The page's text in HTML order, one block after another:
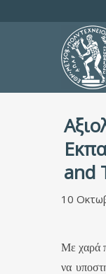
and
10
Με χαρά
να